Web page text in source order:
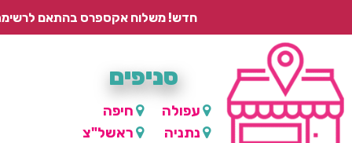
חדש! משלוח אקספרס בהתאם לרשימת היישובים – עד 2 ימי עסקים, ועד 4 ימי עסקים למוצרים
סניפים
עפולה
חיפה
נתניה
ראשל"צ